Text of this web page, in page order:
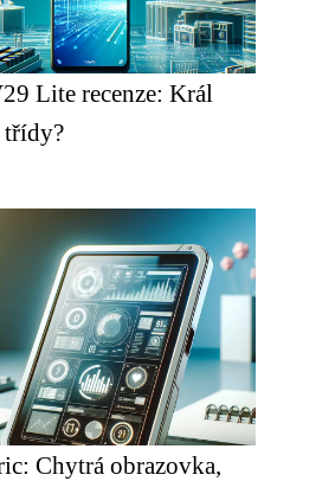
Lite recenze: Král
třídy?
Chytrá obrazovka,